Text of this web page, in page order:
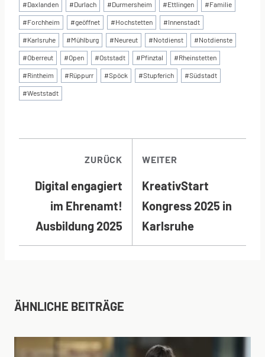
#Daxlanden #Durlach #Durmersheim #Ettlingen #Familie
#Forchheim #geöffnet #Hochstetten #Innenstadt
#Karlsruhe #Mühlburg #Neureut #Notdienst #Notdienste
#Oberreut #Open #Oststadt #Pfinztal #Rheinstetten
#Rintheim #Rüppurr #Spöck #Stupferich #Südstadt
#Weststadt
ZURÜCK
Digital engagiert
im Ehrenamt!
Ausbildung 2025
WEITER
KreativStart
Kongress 2025 in
Karlsruhe
ÄHNLICHE BEITRÄGE